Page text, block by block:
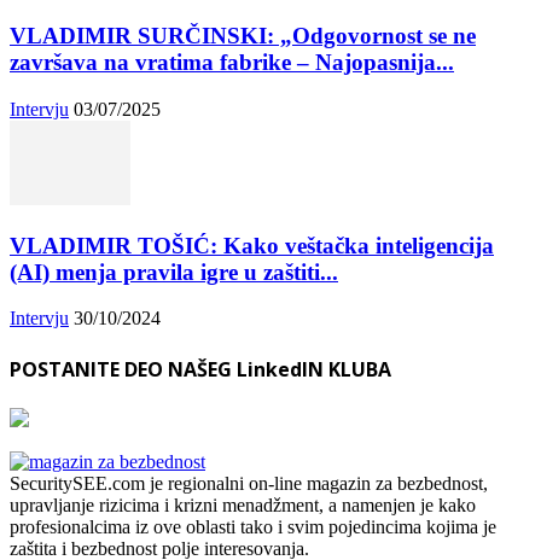
VLADIMIR SURČINSKI: „Odgovornost se ne
završava na vratima fabrike – Najopasnija...
Intervju 03/07/2025
VLADIMIR TOŠIĆ: Kako veštačka inteligencija
(AI) menja pravila igre u zaštiti...
Intervju 30/10/2024
POSTANITE DEO NAŠEG LinkedIN KLUBA
SecuritySEE.com je regionalni on-line magazin za bezbednost,
upravljanje rizicima i krizni menadžment, a namenjen je kako
profesionalcima iz ove oblasti tako i svim pojedincima kojima je
zaštita i bezbednost polje interesovanja.